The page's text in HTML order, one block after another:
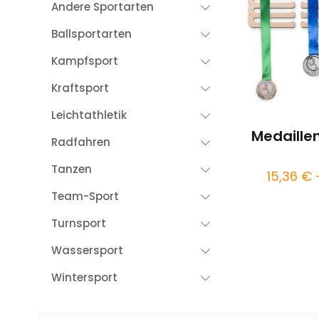
15,36 €
Andere Sportarten
Ballsportarten
Kampfsport
Kraftsport
Leichtathletik
Radfahren
Tanzen
Team-Sport
Turnsport
Wassersport
Wintersport